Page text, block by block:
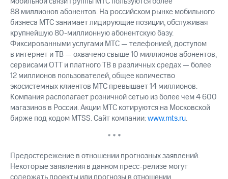
облигаций
Другое
Регистратор
Реквизиты
Контакты
развитие
деловая этика
На главную
88 миллионов абонентов. На российском рынке мобильного
бизнеса МТС занимает лидирующие позиции, обслуживая
крупнейшую 80-миллионную абонентскую базу.
Фиксированными услугами МТС — телефонией, доступом
в интернет и ТВ — охвачено свыше 10 миллионов абонентов,
сервисами OTT и платного ТВ в различных средах — более
12 миллионов пользователей, общее количество
экосистемных клиентов МТС превышает 14 миллионов.
Компания располагает розничной сетью из более чем 4 600
магазинов в России. Акции МТС котируются на Московской
бирже под кодом MTSS. Сайт компании:www.mts.ru.
* * *
Предостережение в отношении прогнозных заявлений.
Некоторые заявления в данном пресс-релизе могут